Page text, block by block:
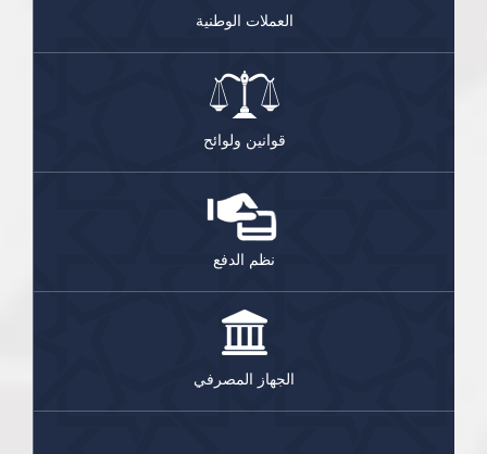
العملات الوطنية
قوانين ولوائح
نظم الدفع
الجهاز المصرفي